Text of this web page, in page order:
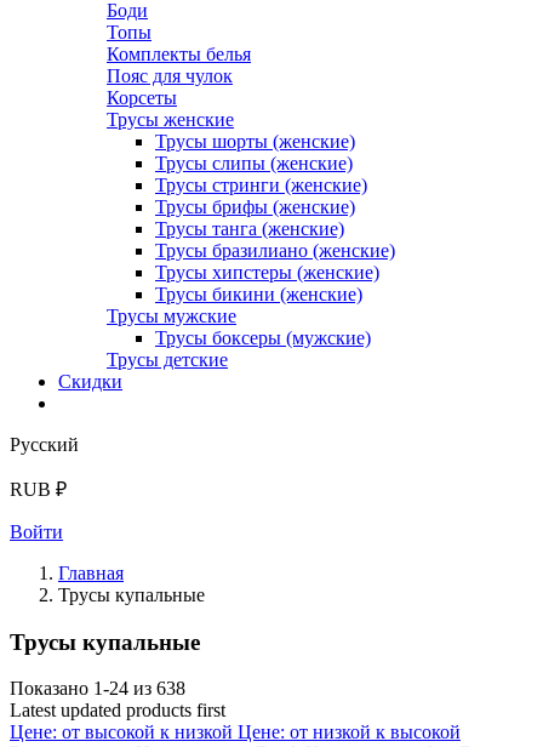
Боди
Топы
Комплекты белья
Пояс для чулок
Корсеты
Трусы женские
Трусы шорты (женские)
Трусы слипы (женские)
Трусы стринги (женские)
Трусы брифы (женские)
Трусы танга (женские)
Трусы бразилиано (женские)
Трусы хипстеры (женские)
Трусы бикини (женские)
Трусы мужские
Трусы боксеры (мужские)
Трусы детские
Скидки
Русский
RUB ₽
Войти
Главная
Трусы купальные
Трусы купальные
Показано 1-24 из 638
Latest updated products first
Цене: от высокой к низкой Цене: от низкой к высокой